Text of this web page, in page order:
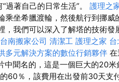
過著自己的日常生活”。 護理之
乘坐希臘渡輪，然後航行到挪
，我們可以深入了解塔的技術發
台南搬家公司 清潔工 護理之家 台
多元解決方案的數位行銷夥伴
中聞名的，這是一個巨大的20
60％，該費用在出發前30天支